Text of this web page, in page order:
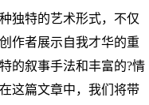
独特的艺术形式，不仅
作者展示自我才华的重
的叙事手法和丰富的?情
这篇文章中，我们将带